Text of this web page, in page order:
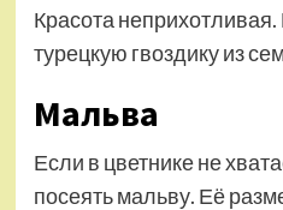
Красота
турецкую гвоздику из
Мальва
Если в цветнике не
посеять мальву. Её